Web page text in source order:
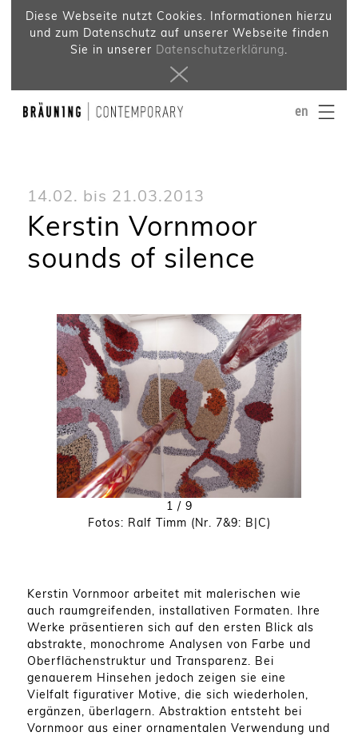
Diese Webseite nutzt Cookies. Informationen hierzu
und zum Datenschutz auf unserer Webseite finden
Sie in unserer Datenschutzerklärung.
en
14.02. bis 21.03.2013
Kerstin Vornmoor
sounds of silence
1 / 9
Fotos: Ralf Timm (Nr. 7&9: B|C)
Kerstin Vornmoor arbeitet mit malerischen wie
auch raumgreifenden, installativen Formaten. Ihre
Werke präsentieren sich auf den ersten Blick als
abstrakte, monochrome Analysen von Farbe und
Oberflächenstruktur und Transparenz. Bei
genauerem Hinsehen jedoch zeigen sie eine
Vielfalt figurativer Motive, die sich wiederholen,
ergänzen, überlagern. Abstraktion entsteht bei
Vornmoor aus einer ornamentalen Verwendung und